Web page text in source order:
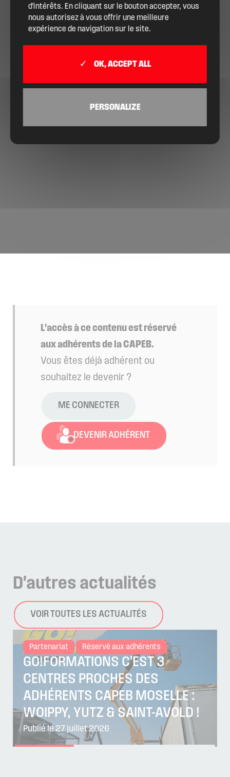
L'accès à ce contenu est réservé
aux adhérents de la CAPEB.
Vous êtes déjà adhérent ou
souhaitez le devenir ?
ME CONNECTER
DEVENIR ADHÉRENT
D'autres actualités
VOIR TOUTES LES ACTUALITÉS
Partenariat Réservé aux adhérents
GO!FORMATIONS C’EST 3
CENTRES PROCHES DES
ADHÉRENTS CAPEB MOSELLE :
WOIPPY, YUTZ & SAINT-AVOLD !
Publié le 27 juillet 2026
d'intérêts. En cliquant sur le bouton accepter, vous
nous autorisez à vous offrir une meilleure
expérience de navigation sur le site.
OK, ACCEPT ALL
PERSONALIZE